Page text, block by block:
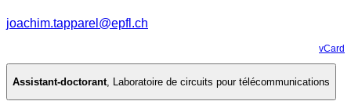
joachim.tapparel@epfl.ch
vCard
Assistant-doctorant, Laboratoire de circuits pour télécommunications